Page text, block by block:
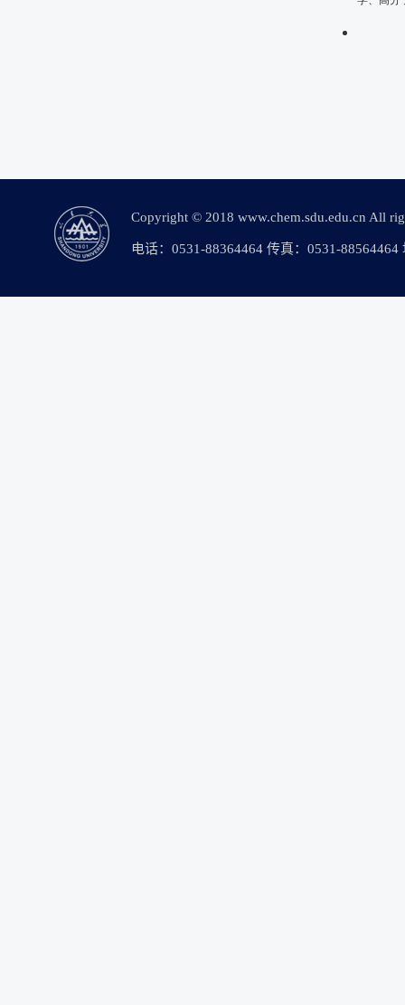
Copyright © 2018 www.chem.sdu.edu.cn All
电话：0531-88364464 传真：0531-